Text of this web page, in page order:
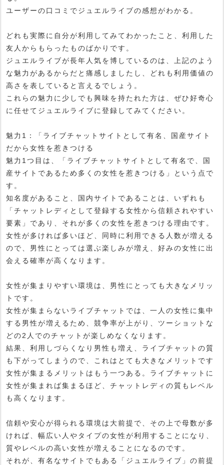
ユーザーの口コミでジュエルライブの感想がわかる。
どれも実際に自分が利用してみてわかったこと、利用した
友人からもらったものばかりです。
ジュエルライブが長年人気を博しているのは、上記のよう
な魅力があるからだと痛感しましたし、どれも利用価値の
高さを表していると言えるでしょう。
これらの魅力に少しでも興味を持たれた方は、ぜひ好奇心
に任せてジュエルライブに登録してみてください。
魅力1：「ライブチャットサイトとして有名、国産サイト
だから女性を惹きつける
魅力1つ目は、「ライブチャットサイトとして有名で、国
産サイトであるため多くの女性を惹きつける」という点で
す。
知名度があること、国内サイトであることは、いずれも
「チャットレディとして登録する女性から信頼されやすい
要素」であり、それが多くの女性を惹きつける理由です。
女性が多ければ多いほど、同時に利用できる人数が増える
ので、男性にとっては選ぶ楽しみが増え、好みの女性に出
会える確率が高くなります。
女性が集まりやすい環境は、男性にとっても大きなメリッ
トです。
女性が集まらないライブチャットでは、一人の女性に集中
する男性が増えるため、競争率が上がり、ツーショットな
どの2人でのチャットが楽しめなくなります。
結果、利用しづらくなり男性も増え、ライブチャットの質
も下がってしまうので、これはとても大きなメリットです
女性が集まるメリットはもう一つある。ライブチャットに
女性が集まれば集まるほど、チャットレディの質もレベル
も高くなります。
信頼や安心が得られる環境は大前提で、その上で母数が多
ければ、幅広い人やタイプの女性が利用することになり、
質やレベルの高い女性が増えることになるのです。
それが、有名なサイトでもある「ジュエルライブ」の前提